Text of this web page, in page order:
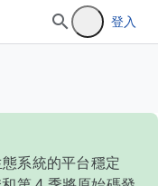
登入
系統的平台穩定